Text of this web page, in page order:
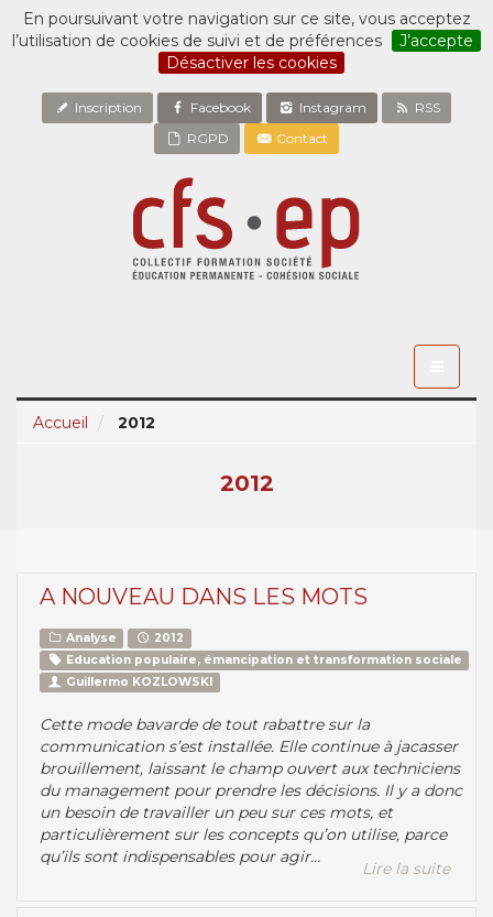
En poursuivant votre navigation sur ce site, vous acceptez
l’utilisation de cookies de suivi et de préférences
J’accepte
Désactiver les cookies
Inscription Facebook Instagram
RSS
RGPD
Contact
Accueil
2012
2012
A NOUVEAU DANS LES MOTS
Analyse
2012
Education populaire, émancipation et transformation sociale
Guillermo KOZLOWSKI
Cette mode bavarde de tout rabattre sur la
communication s’est installée. Elle continue à jacasser
brouillement, laissant le champ ouvert aux techniciens
du management pour prendre les décisions. Il y a donc
un besoin de travailler un peu sur ces mots, et
particulièrement sur les concepts qu’on utilise, parce
qu’ils sont indispensables pour agir...
Lire la suite